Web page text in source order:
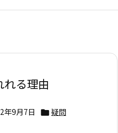

次へ
る理由
年9月7日  疑問